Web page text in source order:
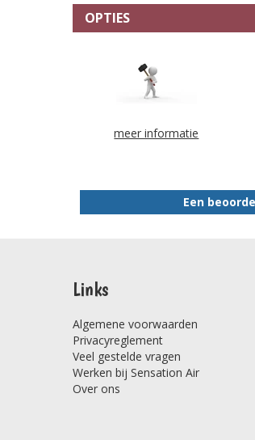
OPTIES
meer informatie
Een
Links
Algemene voorwaarden
Privacyreglement
Veel gestelde vragen
Werken bij Sensation Air
Over ons